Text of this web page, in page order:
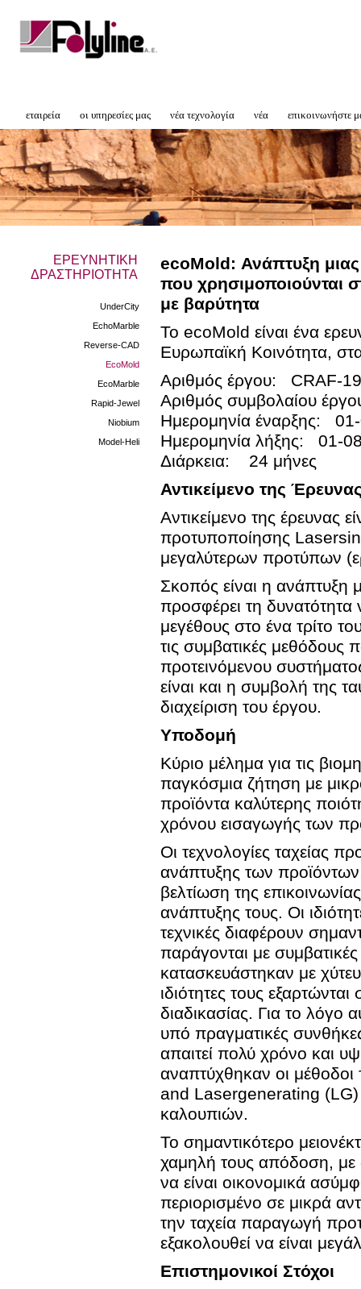
εταιρεία οι υπηρεσίες μας νέα τεχνολογία νέα επικοινωνήστε
ΕΡΕΥΝΗΤΙΚΗ
ΔΡΑΣΤΗΡΙΟΤΗΤΑ
UnderCity
EchoMarble
Reverse-CAD
EcoMold
EcoMarble
Rapid-Jewel
Niobium
Model-Heli
ecoMold: Ανάπτυξη
που χρησιμοποιούνται
με βαρύτητα
Το ecoMold είναι ένα
Ευρωπαϊκή Κοινότητα,
Αριθμός έργου: CRAF-
Αριθμός συμβολαίου
Ημερομηνία έναρξης:
Ημερομηνία λήξης: 01-
Διάρκεια: 24 μήνες
Αντικείμενο της
Αντικείμενο της έρευνας
προτυποποίησης
μεγαλύτερων προτύπων
Σκοπός είναι η ανάπτυξη
προσφέρει τη δυνατότητα
μεγέθους στο ένα τρίτο
τις συμβατικές μεθόδους
προτεινόμενου
είναι και η συμβολή της
διαχείριση του έργου.
Υποδομή
Κύριο μέλημα για τις
παγκόσμια ζήτηση με
προϊόντα καλύτερης
χρόνου εισαγωγής των
Οι τεχνολογίες ταχείας
ανάπτυξης των
βελτίωση της
ανάπτυξης τους. Οι
τεχνικές διαφέρουν
παράγονται με συμβατικές
κατασκευάστηκαν με
ιδιότητες τους
διαδικασίας. Για το λόγο
υπό πραγματικές
απαιτεί πολύ χρόνο και
αναπτύχθηκαν οι
and Lasergenerating (LG)
καλουπιών.
Το σημαντικότερο
χαμηλή τους απόδοση, με
να είναι οικονομικά
περιορισμένο σε μικρά
την ταχεία παραγωγή
εξακολουθεί να είναι
Επιστημονικοί Στόχοι